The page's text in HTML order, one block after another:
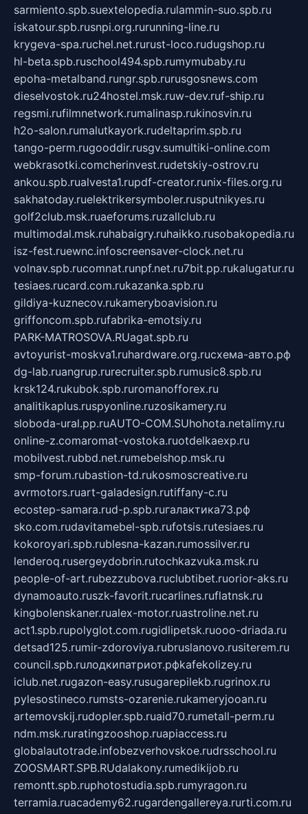
sarmiento.spb.suextelopedia.rulammin-suo.spb.ru
iskatour.spb.rusnpi.org.rurunning-line.ru
krygeva-spa.ruchel.net.rurust-loco.rudugshop.ru
hl-beta.spb.ruschool494.spb.rumymubaby.ru
epoha-metalband.rungr.spb.rurusgosnews.com
dieselvostok.ru24hostel.msk.ruw-dev.ruf-ship.ru
regsmi.rufilmnetwork.rumalinasp.rukinosvin.ru
h2o-salon.rumalutkayork.rudeltaprim.spb.ru
tango-perm.rugooddir.rusgv.sumultiki-online.com
webkrasotki.comcherinvest.rudetskiy-ostrov.ru
ankou.spb.rualvesta1.rupdf-creator.runix-files.org.ru
sakhatoday.ruelektrikersymboler.rusputnikyes.ru
golf2club.msk.ruaeforums.ruzallclub.ru
multimodal.msk.ruhabaigry.ruhaikko.rusobakopedia.ru
isz-fest.ruewnc.infoscreensaver-clock.net.ru
volnav.spb.rucomnat.runpf.net.ru7bit.pp.rukalugatur.ru
tesiaes.rucard.com.rukazanka.spb.ru
gildiya-kuznecov.rukameryboavision.ru
griffoncom.spb.rufabrika-emotsiy.ru
PARK-MATROSOVA.RUagat.spb.ru
avtoyurist-moskva1.ruhardware.org.ruсхема-авто.рф
dg-lab.ruangrup.rurecruiter.spb.rumusic8.spb.ru
krsk124.rukubok.spb.ruromanofforex.ru
analitikaplus.ruspyonline.ruzosikamery.ru
sloboda-ural.pp.ruAUTO-COM.SUhohota.netalimy.ru
online-z.comaromat-vostoka.ruotdelkaexp.ru
mobilvest.rubbd.net.rumebelshop.msk.ru
smp-forum.rubastion-td.rukosmoscreative.ru
avrmotors.ruart-galadesign.rutiffany-c.ru
ecostep-samara.rud-p.spb.ruгалактика73.рф
sko.com.rudavitamebel-spb.rufotsis.rutesiaes.ru
kokoroyari.spb.rublesna-kazan.rumossilver.ru
lenderoq.rusergeydobrin.rutochkazvuka.msk.ru
people-of-art.rubezzubova.ruclubtibet.ruorior-aks.ru
dynamoauto.ruszk-favorit.rucarlines.ruflatnsk.ru
kingbolenskaner.rualex-motor.ruastroline.net.ru
act1.spb.rupolyglot.com.rugidlipetsk.ruooo-driada.ru
detsad125.rumir-zdoroviya.rubruslanovo.rusiterem.ru
council.spb.ruлодкипатриот.рфkafekolizey.ru
iclub.net.rugazon-easy.rusugarepilekb.rugrinox.ru
pylesostineco.rumsts-ozarenie.rukameryjooan.ru
artemovskij.rudopler.spb.ruaid70.rumetall-perm.ru
ndm.msk.ruratingzooshop.ruapiaccess.ru
globalautotrade.infobezverhovskoe.rudrsschool.ru
ZOOSMART.SPB.RUdalakony.rumedikijob.ru
remontt.spb.ruphotostudia.spb.rumyragon.ru
terramia.ruacademy62.rugardengallereya.rurti.com.ru